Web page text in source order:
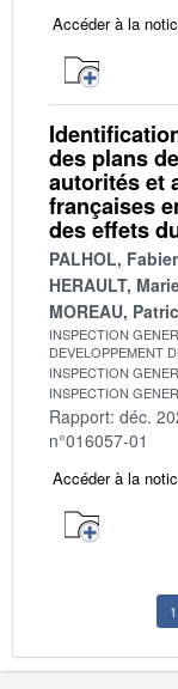
Accéder à la
des plans
autorités et
françaises
des effets
PALHOL,
HERAULT,
MOREAU,
INSPECTION
DEVELOPPEMENT
INSPECTION
INSPECTION
Rapport: déc.
n°016057-01
Accéder à la
1